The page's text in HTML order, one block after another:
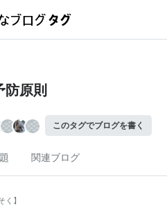
防原則
このタグでブログを書く
関連ブログ
く 】